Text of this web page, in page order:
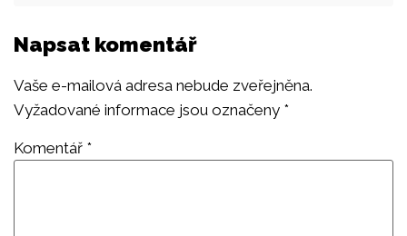
Napsat komentář
Vaše e-mailová adresa nebude zveřejněna.
Vyžadované informace jsou označeny *
Komentář *